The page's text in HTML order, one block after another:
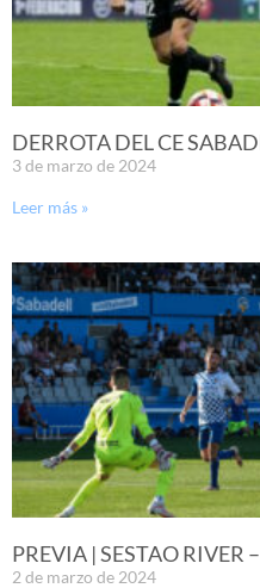
DERROTA DEL CE
3 de marzo de 2024
Leer más »
PREVIA | SESTAO RIVER
2 de marzo de 2024